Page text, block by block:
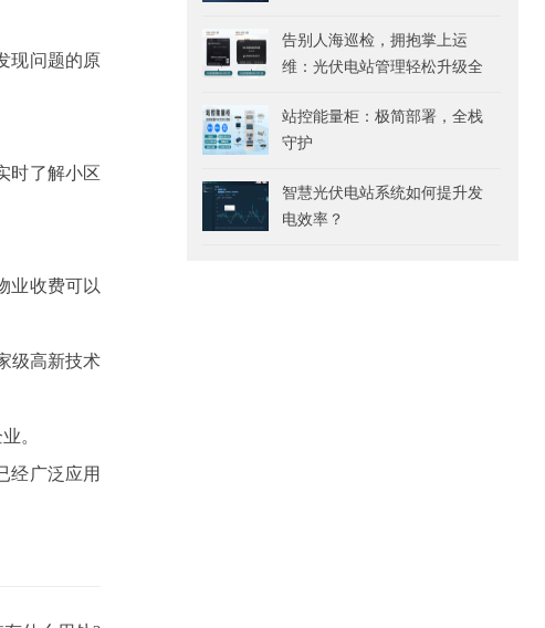
现问题的原
时了解小区
业收费可以
级高新技术
。
经广泛应用
告别人海巡检，拥抱掌上运
维：光伏电站管理轻松升级全
站控能量柜：极简部署，全栈
守护
智慧光伏电站系统如何提升发
电效率？